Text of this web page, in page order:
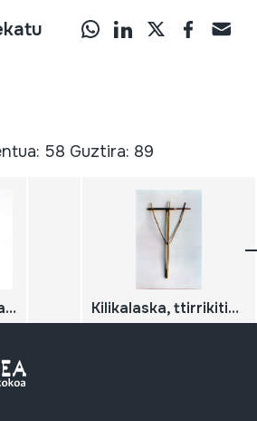
58 Guztira: 89
Txepetxa, intxaurra, kaskamelan Kilikalaska, ttirrikitia, kalakari